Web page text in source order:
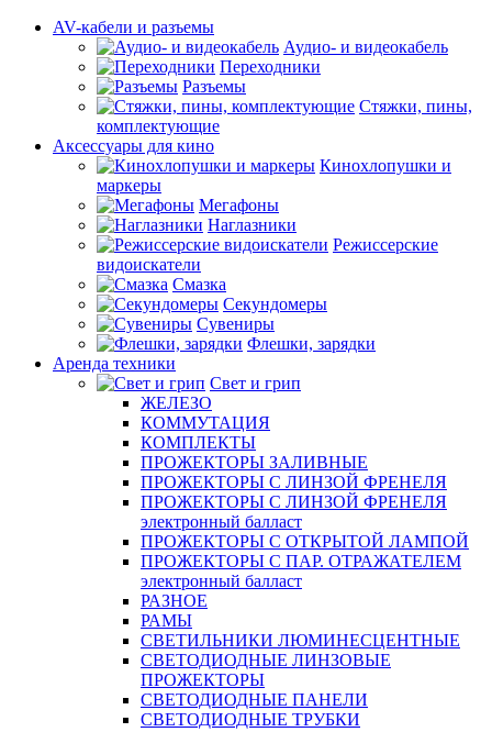
AV-кабели и разъемы
Аудио- и видеокабель
Переходники
Разъемы
Стяжки, пины,
комплектующие
Аксессуары для кино
Кинохлопушки и
маркеры
Мегафоны
Наглазники
Режиссерские
видоискатели
Смазка
Секундомеры
Сувениры
Флешки, зарядки
Аренда техники
Свет и грип
ЖЕЛЕЗО
КОММУТАЦИЯ
КОМПЛЕКТЫ
ПРОЖЕКТОРЫ ЗАЛИВНЫЕ
ПРОЖЕКТОРЫ С ЛИНЗОЙ ФРЕНЕЛЯ
ПРОЖЕКТОРЫ С ЛИНЗОЙ ФРЕНЕЛЯ
электронный балласт
ПРОЖЕКТОРЫ С ОТКРЫТОЙ ЛАМПОЙ
ПРОЖЕКТОРЫ С ПАР. ОТРАЖАТЕЛЕМ
электронный балласт
РАЗНОЕ
РАМЫ
СВЕТИЛЬНИКИ ЛЮМИНЕСЦЕНТНЫЕ
СВЕТОДИОДНЫЕ ЛИНЗОВЫЕ
ПРОЖЕКТОРЫ
СВЕТОДИОДНЫЕ ПАНЕЛИ
СВЕТОДИОДНЫЕ ТРУБКИ